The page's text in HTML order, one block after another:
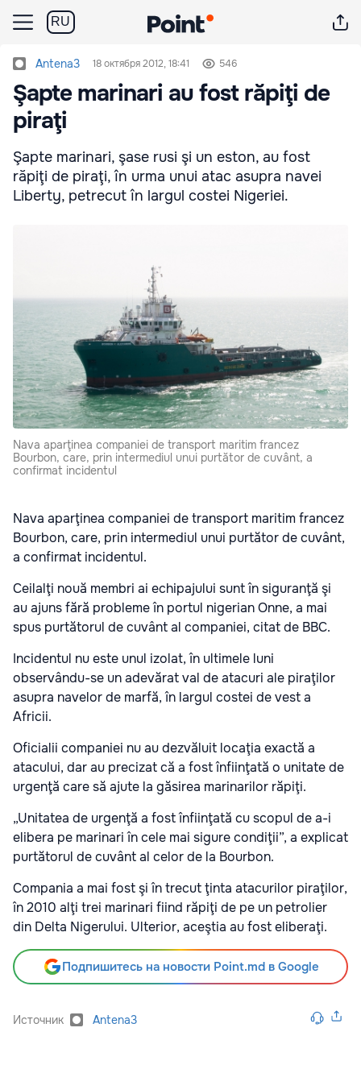
RU
Antena3 18 октября 2012, 18:41 546
Şapte marinari au fost răpiţi de
piraţi
Şapte marinari, şase rusi şi un eston, au fost
răpiţi de piraţi, în urma unui atac asupra navei
Liberty, petrecut în largul costei Nigeriei.
Nava aparţinea companiei de transport maritim francez
Bourbon, care, prin intermediul unui purtător de cuvânt, a
confirmat incidentul
Nava aparţinea companiei de transport maritim francez
Bourbon, care, prin intermediul unui purtător de cuvânt,
a confirmat incidentul.
Ceilalţi nouă membri ai echipajului sunt în siguranţă şi
au ajuns fără probleme în portul nigerian Onne, a mai
spus purtătorul de cuvânt al companiei, citat de BBC.
Incidentul nu este unul izolat, în ultimele luni
observându-se un adevărat val de atacuri ale piraţilor
asupra navelor de marfă, în largul costei de vest a
Africii.
Oficialii companiei nu au dezvăluit locaţia exactă a
atacului, dar au precizat că a fost înfiinţată o unitate de
urgenţă care să ajute la găsirea marinarilor răpiţi.
„Unitatea de urgenţă a fost înfiinţată cu scopul de a-i
elibera pe marinari în cele mai sigure condiţii”, a explicat
purtătorul de cuvânt al celor de la Bourbon.
Compania a mai fost şi în trecut ţinta atacurilor piraţilor,
în 2010 alţi trei marinari fiind răpiţi de pe un petrolier
din Delta Nigerului. Ulterior, aceştia au fost eliberaţi.
Подпишитесь на новости Point.md в Google
Источник Antena3